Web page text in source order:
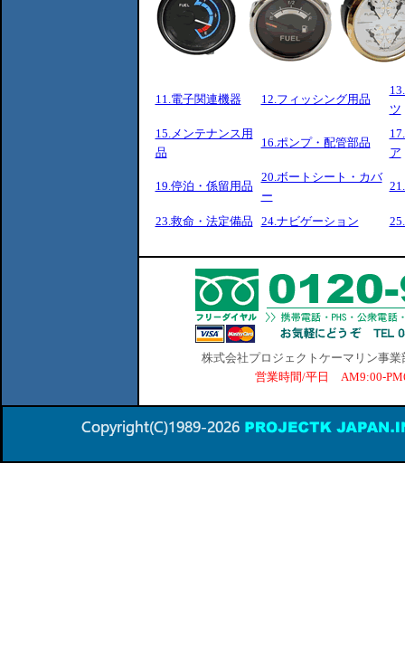
11.電子関連機器 12.フィッシング用品
ツ
15.メンテナンス用
品
16.ポンプ・配管部品
ア
19.停泊・係留用品
20.ボートシート・カバ
ー
23.救命・法定備品 24.ナビゲーション
株式会社プロジェクトケーマリン事
営業時間/平日 AM9:00-